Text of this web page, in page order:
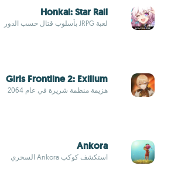
Honkai: Star Rail
لعبة JRPG بأسلوب قتال حسب الدور
Girls Frontline 2: Exilium
هزيمة منظمة شريرة في عام 2064
Ankora
استكشف كوكب Ankora السحري